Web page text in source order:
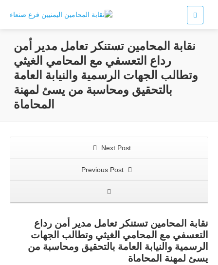
نقابة المحامين تستنكر تعامل مدير أمن
رداع التعسفي مع المحامي الغيثي
وتطالب الجهات الرسمية والنيابة العامة
بالتحقيق ومحاسبة من يسئ لمهنة
المحاماة
Next Post
Previous Post
نقابة المحامين تستنكر تعامل مدير أمن رداع
التعسفي مع المحامي الغيثي وتطالب الجهات
الرسمية والنيابة العامة بالتحقيق ومحاسبة من
يسئ لمهنة المحاماة